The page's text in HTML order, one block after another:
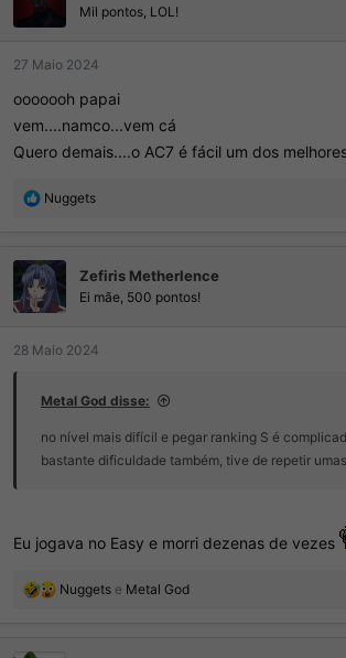
e
s
Mil pontos, LOL!
27 Maio 2024
ooooooh papai
vem....namco...vem cá
Quero demais....o AC7 é fácil um dos
R
õ
e
s
Nuggets
Zefiris Metherlence
Ei mãe, 500 pontos!
28 Maio 2024
Metal God disse:
no nível mais difícil e pegar ranking S é
bastante dificuldade também, tive de repetir
Eu jogava no Easy e morri dezenas de vezes
R
Nuggets e Metal God